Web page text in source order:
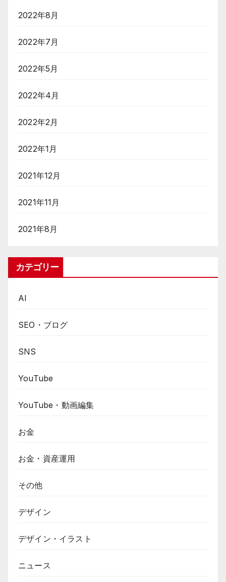
2022年8月
2022年7月
2022年5月
2022年4月
2022年2月
2022年1月
2021年12月
2021年11月
2021年8月
カテゴリー
AI
SEO・ブログ
SNS
YouTube
YouTube・動画編集
お金
お金・資産運用
その他
デザイン
デザイン・イラスト
ニュース